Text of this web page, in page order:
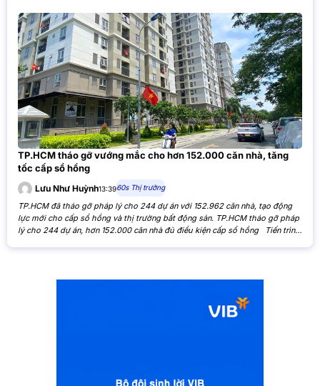
TP.HCM tháo gỡ vướng mắc cho hơn 152.000 căn nhà, tăng
tốc cấp sổ hồng
Lưu Như Huỳnh13:3960s Thị trường
TP.HCM đã tháo gỡ pháp lý cho 244 dự án với 152.962 căn nhà, tạo động
lực mới cho cấp sổ hồng và thị trường bất động sản. TP.HCM tháo gỡ pháp
lý cho 244 dự án, hơn 152.000 căn nhà đủ điều kiện cấp sổ hồng Tiến trình